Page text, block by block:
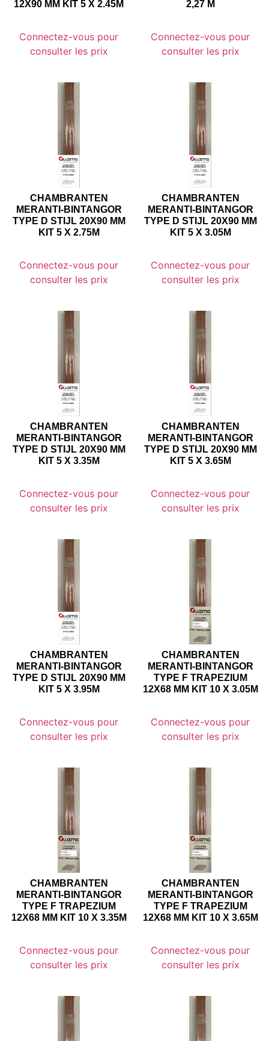
12X90 MM KIT 5 X 2.45M
Connectez-vous pour
consulter les prix
2,27 M
Connectez-vous pour
consulter les prix
CHAMBRANTEN
MERANTI-BINTANGOR
TYPE D STIJL 20X90 MM
KIT 5 X 2.75M
Connectez-vous pour
consulter les prix
CHAMBRANTEN
MERANTI-BINTANGOR
TYPE D STIJL 20X90 MM
KIT 5 X 3.05M
Connectez-vous pour
consulter les prix
CHAMBRANTEN
MERANTI-BINTANGOR
TYPE D STIJL 20X90 MM
KIT 5 X 3.35M
Connectez-vous pour
consulter les prix
CHAMBRANTEN
MERANTI-BINTANGOR
TYPE D STIJL 20X90 MM
KIT 5 X 3.65M
Connectez-vous pour
consulter les prix
CHAMBRANTEN
MERANTI-BINTANGOR
TYPE D STIJL 20X90 MM
KIT 5 X 3.95M
Connectez-vous pour
consulter les prix
CHAMBRANTEN
MERANTI-BINTANGOR
TYPE F TRAPEZIUM
12X68 MM KIT 10 X 3.05M
Connectez-vous pour
consulter les prix
CHAMBRANTEN
MERANTI-BINTANGOR
TYPE F TRAPEZIUM
12X68 MM KIT 10 X 3.35M
Connectez-vous pour
consulter les prix
CHAMBRANTEN
MERANTI-BINTANGOR
TYPE F TRAPEZIUM
12X68 MM KIT 10 X 3.65M
Connectez-vous pour
consulter les prix